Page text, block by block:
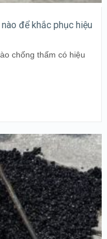
để khắc phục hiệu
chống thấm có hiệu